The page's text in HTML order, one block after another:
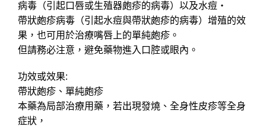
病毒（引起口唇或生殖器皰疹的病毒）以及水痘・
帶狀皰疹病毒（引起水痘與帶狀皰疹的病毒）增殖的效
果，也可用於治療嘴唇上的單純皰疹。
但請務必注意，避免藥物進入口腔或眼內。
功效或效果:
帶狀皰疹、單純皰疹
本藥為局部治療用藥，若出現發燒、全身性皮疹等全身
症狀，